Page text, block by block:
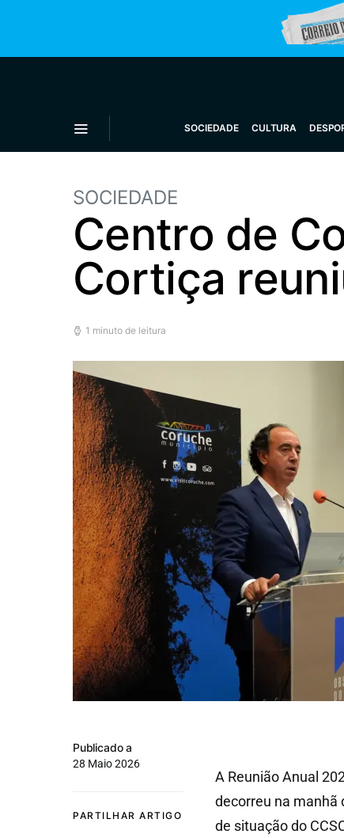
SOCIEDADE CULTURA
SOCIEDADE
Centro de
Cortiça
1 minuto de leitura
Publicado a
28 Maio 2026
PARTILHAR ARTIGO
A Reunião Anual
decorreu na manhã
de situação do